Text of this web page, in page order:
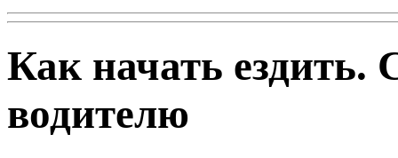
Как начать
водителю